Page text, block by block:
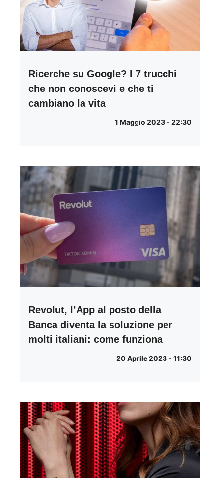
Ricerche su Google? I 7 trucchi
che non conoscevi e che ti
cambiano la vita
1 Maggio 2023 - 22:30
Revolut, l’App al posto della
Banca diventa la soluzione per
molti italiani: come funziona
20 Aprile 2023 - 11:30